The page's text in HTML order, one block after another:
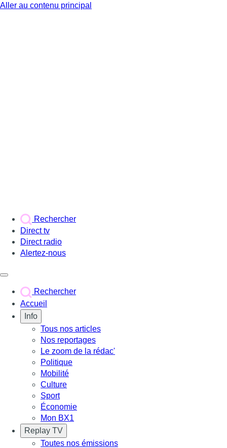
Aller au contenu principal
Rechercher
Direct tv
Direct radio
Alertez-nous
Rechercher
Accueil
Info
Tous nos articles
Nos reportages
Le zoom de la rédac'
Politique
Mobilité
Culture
Sport
Économie
Mon BX1
Replay TV
Toutes nos émissions